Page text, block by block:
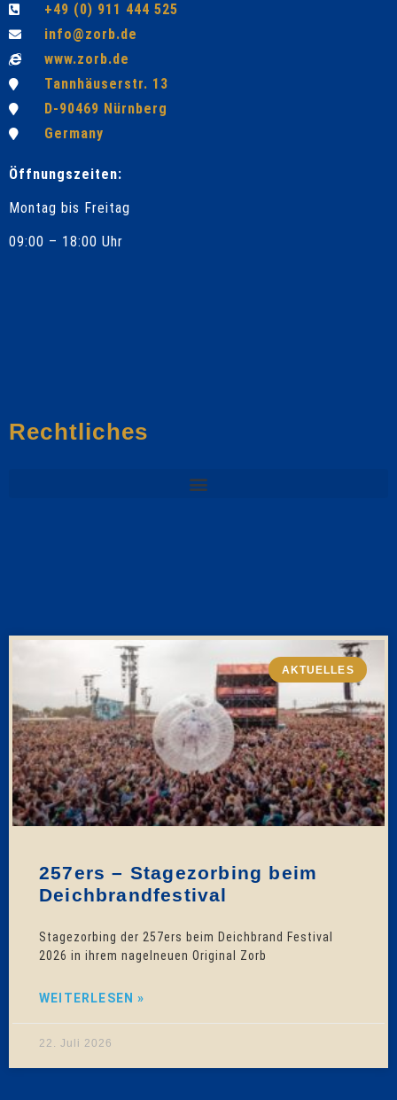
+49 (0) 911 444 525
info@zorb.de
www.zorb.de
Tannhäuserstr. 13
D-90469 Nürnberg
Germany
Öffnungszeiten:
Montag bis Freitag
09:00 – 18:00 Uhr
Rechtliches
AKTUELLES
257ers – Stagezorbing beim
Deichbrandfestival
Stagezorbing der 257ers beim Deichbrand Festival
2026 in ihrem nagelneuen Original Zorb
WEITERLESEN »
22. Juli 2026